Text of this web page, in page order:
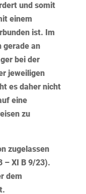
und somit
einem
ist. Im
gerade an
bei der
jeweiligen
es daher nicht
eine
zu
zugelassen
– XI B 9/23).
dem